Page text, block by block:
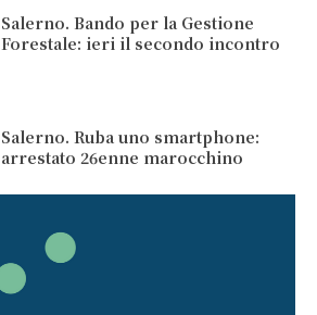
Salerno. Bando per la Gestione
Forestale: ieri il secondo incontro
Salerno. Ruba uno smartphone:
arrestato 26enne marocchino